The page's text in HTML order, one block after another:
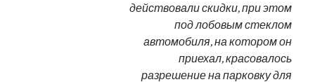
действовали скидки, при этом
под лобовым стеклом
автомобиля, на котором он
приехал, красовалось
разрешение на парковку для